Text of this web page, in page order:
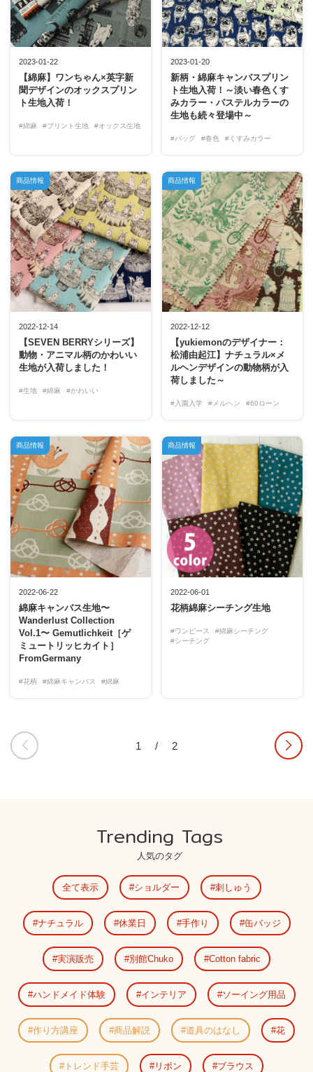
2023-01-22
【綿麻】ワンちゃん×英字新
聞デザインのオックスプリン
ト生地入荷！
#綿麻 #プリント生地 #オックス生地
2023-01-20
新柄・綿麻キャンバスプリン
ト生地入荷！～淡い春色くす
みカラー・パステルカラーの
生地も続々登場中～
#バッグ #春色 #くすみカラー
2022-12-14
【SEVEN BERRYシリーズ】
動物・アニマル柄のかわいい
生地が入荷しました！
#生地 #綿麻 #かわいい
商品情報
2022-12-12
【yukiemonのデザイナー：
松浦由起江】ナチュラル×メ
ルヘンデザインの動物柄が入
荷しました～
#入園入学 #メルヘン #60ローン
商品情報
2022-06-22
綿麻キャンバス生地〜
Wanderlust Collection
Vol.1〜 Gemutlichkeit［ゲ
ミュートリッヒカイト］
FromGermany
#花柄 #綿麻キャンバス #綿麻
商品情報
2022-06-01
花柄綿麻シーチング生地
#ワンピース
#綿麻シーチング
#シーチング
商品情報
1 / 2
Trending Tags
人気のタグ
全て表示 ショルダー 刺しゅう
ナチュラル 休業日 手作り 缶バッジ
実演販売 別館Chuko Cotton fabric
ハンドメイド体験 インテリア ソーイング用品
作り方講座 商品解説 道具のはなし 花
トレンド手芸 リボン ブラウス